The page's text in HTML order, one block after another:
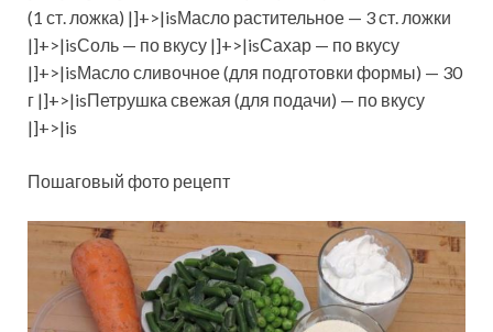
(1 ст. ложка) |]+>|isМасло растительное — 3 ст. ложки
|]+>|isСоль — по вкусу |]+>|isСахар — по вкусу
|]+>|isМасло сливочное (для подготовки формы) — 30
г |]+>|isПетрушка свежая (для подачи) — по вкусу
|]+>|is
Пошаговый фото рецепт